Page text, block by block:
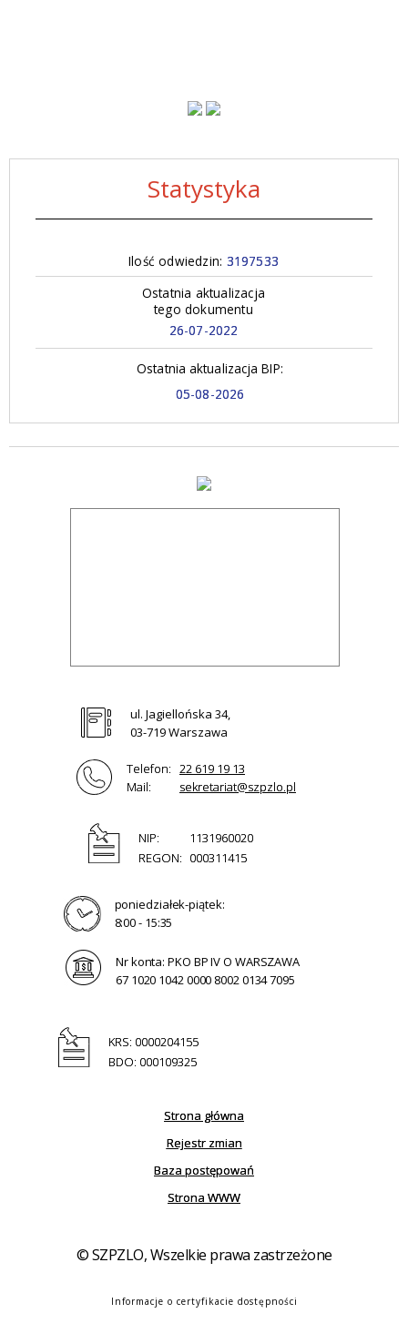
Statystyka
Ilość odwiedzin: 3197533
Ostatnia aktualizacja
tego dokumentu
26-07-2022
Ostatnia aktualizacja BIP:
05-08-2026
ul. Jagiellońska 34,
03-719 Warszawa
Telefon:
22 619 19 13
Mail:
sekretariat@szpzlo.pl
NIP:
1131960020
REGON: 000311415
poniedziałek-piątek:
8:00 - 15:35
Nr konta: PKO BP IV O WARSZAWA
67 1020 1042 0000 8002 0134 7095
KRS: 0000204155
BDO: 000109325
Strona główna
Rejestr zmian
Baza postępowań
Strona WWW
© SZPZLO, Wszelkie prawa zastrzeżone
Informacje o certyfikacie dostępności